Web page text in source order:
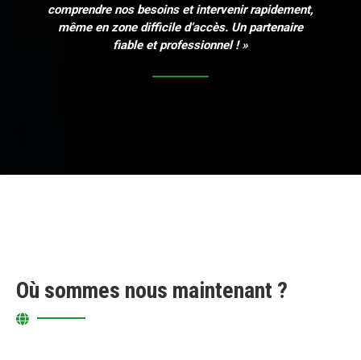
comprendre nos besoins et intervenir rapidement,
même en zone difficile d’accès. Un partenaire
fiable et professionnel ! »
Où sommes nous maintenant ?